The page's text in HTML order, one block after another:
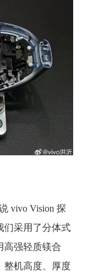
vivo Vision 探
们采用了分体式
高强轻质镁合
整机高度、厚度